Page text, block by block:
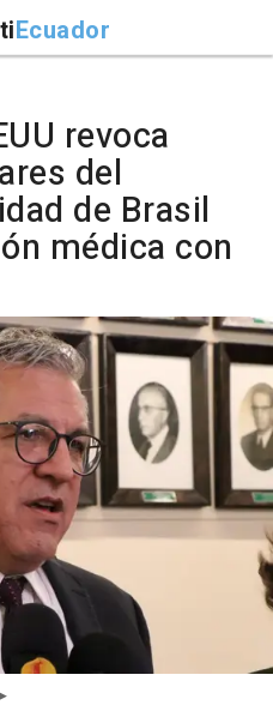
Ecuador
revoca
del
de Brasil
médica con